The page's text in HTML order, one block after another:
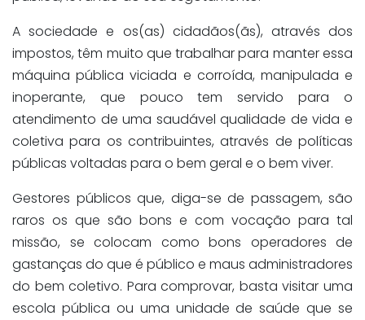
A sociedade e os(as) cidadãos(ãs), através dos
impostos, têm muito que trabalhar para manter essa
máquina pública viciada e corroída, manipulada e
inoperante, que pouco tem servido para o
atendimento de uma saudável qualidade de vida e
coletiva para os contribuintes, através de políticas
públicas voltadas para o bem geral e o bem viver.
Gestores públicos que, diga-se de passagem, são
raros os que são bons e com vocação para tal
missão, se colocam como bons operadores de
gastanças do que é público e maus administradores
do bem coletivo. Para comprovar, basta visitar uma
escola pública ou uma unidade de saúde que se